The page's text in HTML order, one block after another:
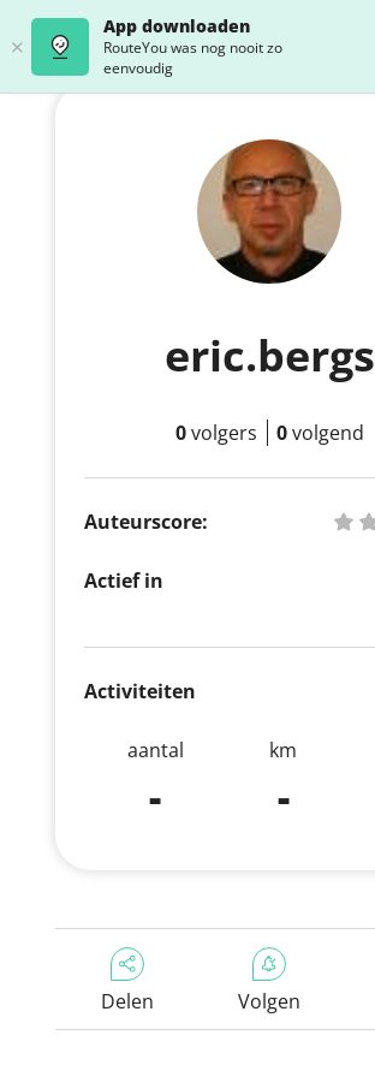
App downloaden
RouteYou was nog nooit zo
eenvoudig
eric.bergs
0volgers 0volgend
Auteurscore:
Actief in
Activiteiten
aantal
-
km
-
Delen Volgen